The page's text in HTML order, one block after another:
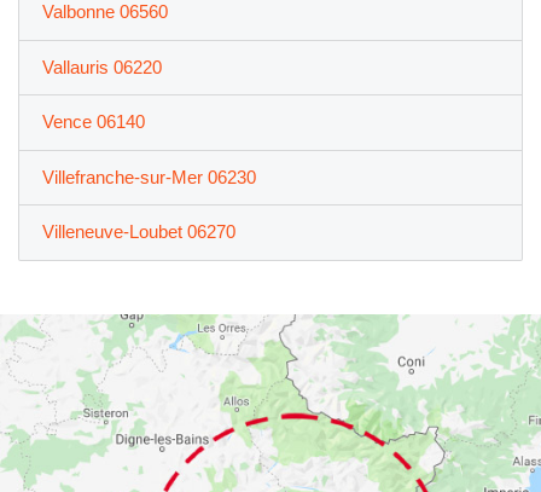
Valbonne 06560
Vallauris 06220
Vence 06140
Villefranche-sur-Mer 06230
Villeneuve-Loubet 06270